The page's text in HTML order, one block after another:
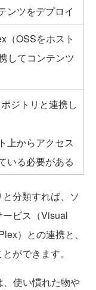
ンツをデプロイ
（OSSをホスト
してコンテンツ
ジトリと連携し
上からアクセス
いる必要がある
分類すれば、ソ
ビス（Visual
）との連携と、
ができます。
使い慣れた物や